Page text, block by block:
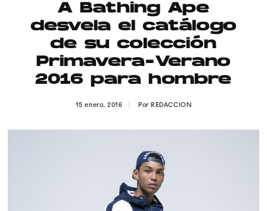
Publicidad
Contacto
Aviso Legal
© 2015-2022 UMOMAG. PROPIEDAD DE UMO agency. TODOS LOS
DERECHOS RESERVADOS.
A Bathing Ape
desvela el catálogo
de su colección
Primavera-Verano
2016 para hombre
15 enero, 2016 PorREDACCION